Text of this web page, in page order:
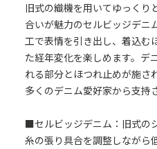
旧式の織機を用いてゆっくり
合いが魅力のセルビッジデニ
工で表情を引き出し、着込む
た経年変化を楽しめます。デ
れる部分とほつれ止めが施さ
多くのデニム愛好家から支持
■セルビッジデニム：旧式の
糸の張り具合を調整しながら